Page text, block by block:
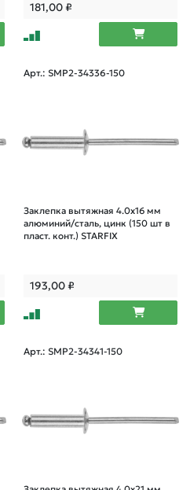
181,00₽
Арт.: SMP2-34336-150
Заклепка вытяжная 4.0х16 мм
алюминий/сталь, цинк (150 шт в
пласт. конт.) STARFIX
193,00₽
Арт.: SMP2-34341-150